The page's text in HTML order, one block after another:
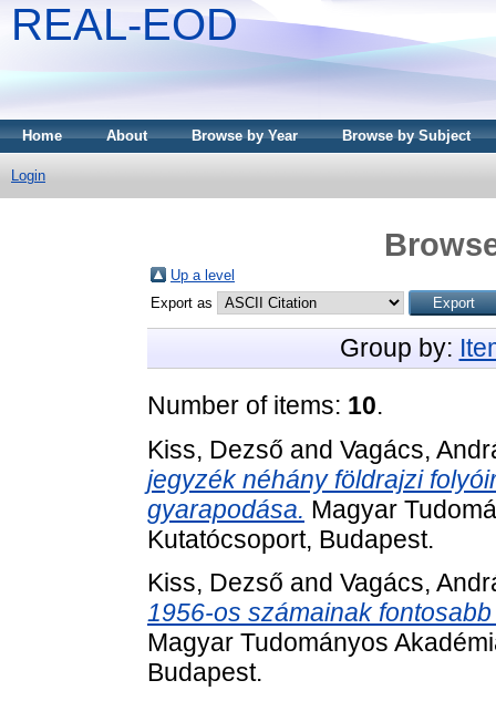
REAL-EOD
Home About Browse by Year Browse by Subject
Login
Up a level
Export as
Group by:
Number of items: 10.
Kiss, Dezső and Vagács,
jegyzék néhány földrajzi
gyarapodása. Magyar
Kutatócsoport, Budapest.
Kiss, Dezső and Vagács,
1956-os számainak
Magyar Tudományos
Budapest.